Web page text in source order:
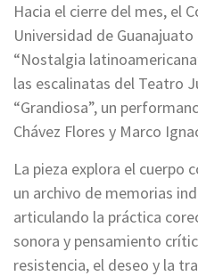
Hacia el cierre del mes, el
Universidad de
“Nostalgia
las escalinatas del Teatro
“Grandiosa”, un
Chávez Flores y Marco
La pieza explora el cuerpo
un archivo de memorias
articulando la práctica
sonora y pensamiento
resistencia, el deseo y la